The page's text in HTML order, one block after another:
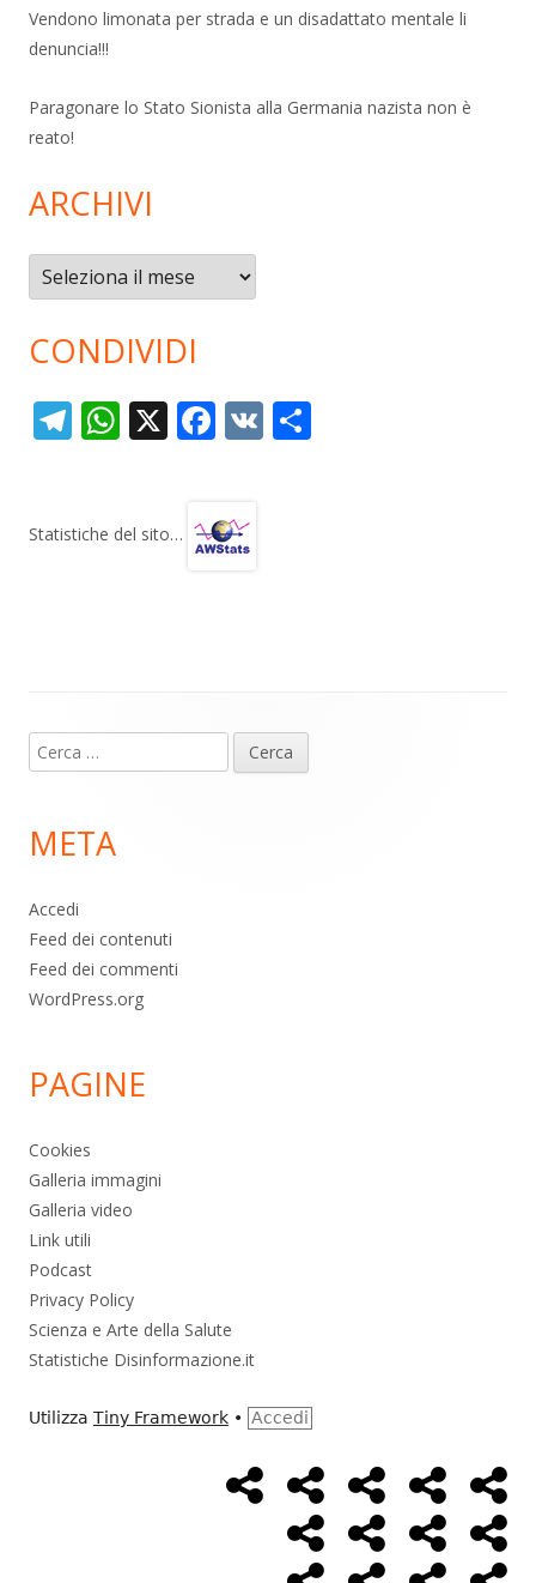
Vendono limonata per strada e un disadattato mentale li
denuncia!!!
Paragonare lo Stato Sionista alla Germania nazista non è
reato!
ARCHIVI
Archivi
CONDIVIDI
T
gr
W
s
X F
b
V
Statistiche del sito…
piè
pagina
Ricerca
per:
META
Accedi
Feed dei contenuti
Feed dei commenti
WordPress.org
PAGINE
Cookies
Galleria immagini
Galleria video
Link utili
Podcast
Privacy Policy
Scienza e Arte della Salute
Statistiche Disinformazione.it
Utilizza Tiny Framework • Accedi
MenùHome
Page
Alimentazione
AmbienteBambini
Cancro ControlloEconomia
FarmaciMassoneriaNWO